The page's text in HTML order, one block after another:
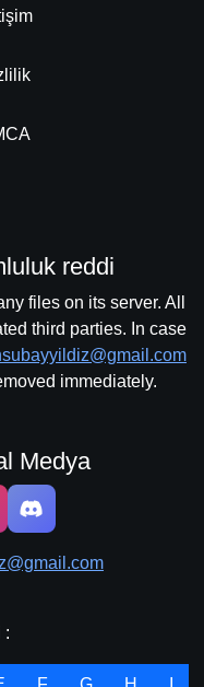
reddi
files on its server. All
third parties. In case
immediately.
Medya
: